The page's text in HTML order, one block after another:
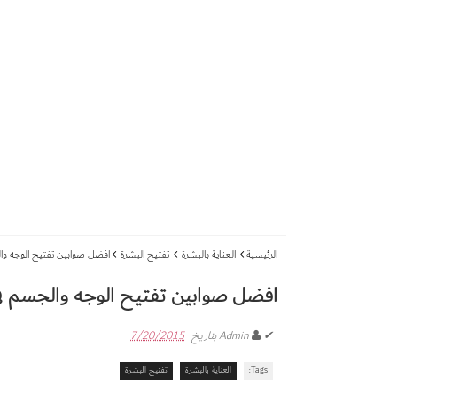
الرئيسية العناية بالبشرة تفتيح البشرة افضل صوابين تفتيح الوجه
افضل صوابين تفتيح الوجه
✔
Adminبتاريخ 7/20/2015
Tags: العناية بالبشرة تفتيح البشرة